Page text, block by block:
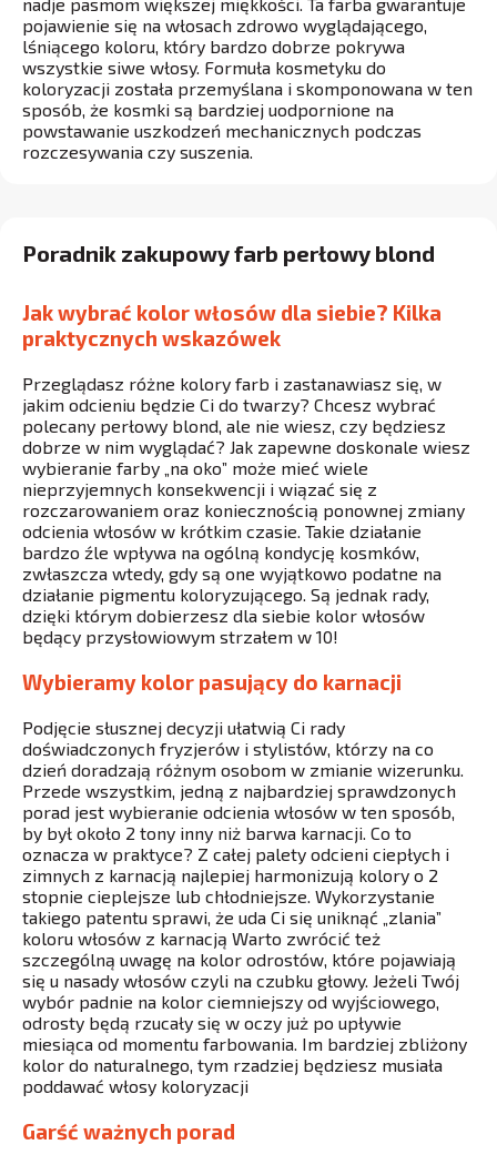
pojawienie się na włosach zdrowo wyglądającego,
lśniącego koloru, który bardzo dobrze pokrywa
wszystkie siwe włosy. Formuła kosmetyku do
koloryzacji została przemyślana i skomponowana w ten
sposób, że kosmki są bardziej uodpornione na
powstawanie uszkodzeń mechanicznych podczas
rozczesywania czy suszenia.
Poradnik zakupowy farb perłowy blond
Jak wybrać kolor włosów dla siebie? Kilka
praktycznych wskazówek
Przeglądasz różne kolory farb i zastanawiasz się, w
jakim odcieniu będzie Ci do twarzy? Chcesz wybrać
polecany perłowy blond, ale nie wiesz, czy będziesz
dobrze w nim wyglądać? Jak zapewne doskonale wiesz
wybieranie farby „na oko” może mieć wiele
nieprzyjemnych konsekwencji i wiązać się z
rozczarowaniem oraz koniecznością ponownej zmiany
odcienia włosów w krótkim czasie. Takie działanie
bardzo źle wpływa na ogólną kondycję kosmków,
zwłaszcza wtedy, gdy są one wyjątkowo podatne na
działanie pigmentu koloryzującego. Są jednak rady,
dzięki którym dobierzesz dla siebie kolor włosów
będący przysłowiowym strzałem w 10!
Wybieramy kolor pasujący do karnacji
Podjęcie słusznej decyzji ułatwią Ci rady
doświadczonych fryzjerów i stylistów, którzy na co
dzień doradzają różnym osobom w zmianie wizerunku.
Przede wszystkim, jedną z najbardziej sprawdzonych
porad jest wybieranie odcienia włosów w ten sposób,
by był około 2 tony inny niż barwa karnacji. Co to
oznacza w praktyce? Z całej palety odcieni ciepłych i
zimnych z karnacją najlepiej harmonizują kolory o 2
stopnie cieplejsze lub chłodniejsze. Wykorzystanie
takiego patentu sprawi, że uda Ci się uniknąć „zlania”
koloru włosów z karnacją Warto zwrócić też
szczególną uwagę na kolor odrostów, które pojawiają
się u nasady włosów czyli na czubku głowy. Jeżeli Twój
wybór padnie na kolor ciemniejszy od wyjściowego,
odrosty będą rzucały się w oczy już po upływie
miesiąca od momentu farbowania. Im bardziej zbliżony
kolor do naturalnego, tym rzadziej będziesz musiała
poddawać włosy koloryzacji
Garść ważnych porad